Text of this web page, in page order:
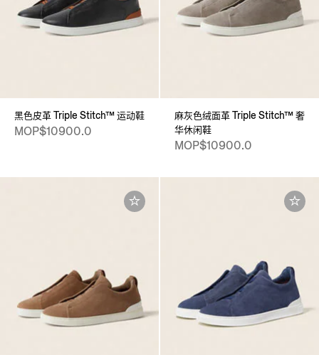
黑色皮革 Triple Stitch™ 运动鞋
MOP$10900.0
麻灰色绒面革 Triple Stitch™ 奢
华休闲鞋
MOP$10900.0